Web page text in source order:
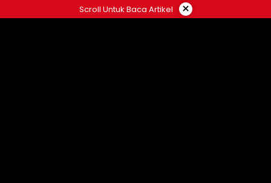
ke
Scroll Untuk Baca Artikel ×